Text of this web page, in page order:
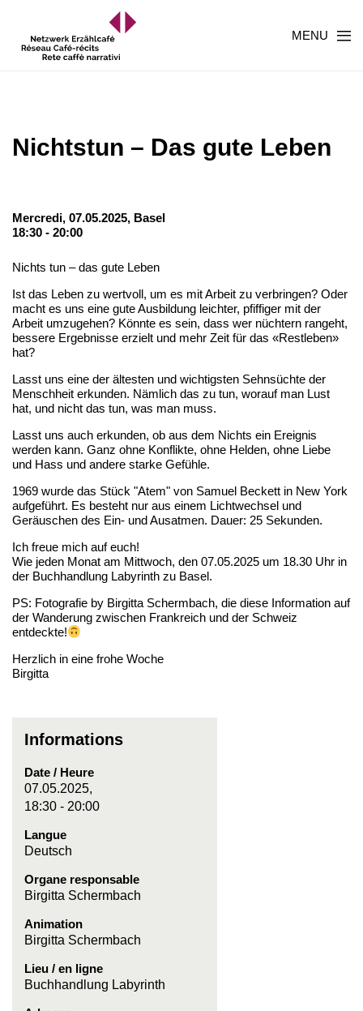
MENU
Nichtstun – Das gute Leben
Mercredi, 07.05.2025, Basel
18:30 - 20:00
Nichts tun – das gute Leben
Ist das Leben zu wertvoll, um es mit Arbeit zu verbringen? Oder
macht es uns eine gute Ausbildung leichter, pfiffiger mit der
Arbeit umzugehen? Könnte es sein, dass wer nüchtern rangeht,
bessere Ergebnisse erzielt und mehr Zeit für das «Restleben»
hat?
Lasst uns eine der ältesten und wichtigsten Sehnsüchte der
Menschheit erkunden. Nämlich das zu tun, worauf man Lust
hat, und nicht das tun, was man muss.
Lasst uns auch erkunden, ob aus dem Nichts ein Ereignis
werden kann. Ganz ohne Konflikte, ohne Helden, ohne Liebe
und Hass und andere starke Gefühle.
1969 wurde das Stück "Atem" von Samuel Beckett in New York
aufgeführt. Es besteht nur aus einem Lichtwechsel und
Geräuschen des Ein- und Ausatmen. Dauer: 25 Sekunden.
Ich freue mich auf euch!
Wie jeden Monat am Mittwoch, den 07.05.2025 um 18.30 Uhr in
der Buchhandlung Labyrinth zu Basel.
PS: Fotografie by Birgitta Schermbach, die diese Information auf
der Wanderung zwischen Frankreich und der Schweiz
entdeckte!
Herzlich in eine frohe Woche
Birgitta
Informations
Date / Heure
07.05.2025,
18:30 - 20:00
Langue
Deutsch
Organe responsable
Birgitta Schermbach
Animation
Birgitta Schermbach
Lieu / en ligne
Buchhandlung Labyrinth